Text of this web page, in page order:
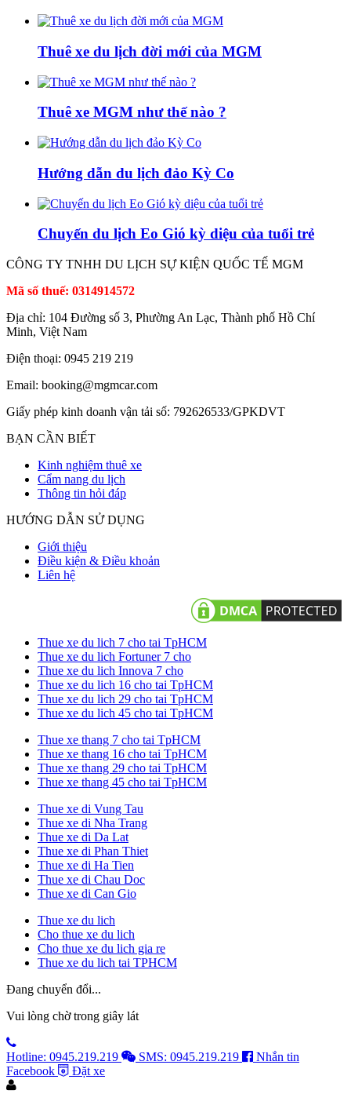
Thuê xe du lịch đời mới của MGM
Thuê xe MGM như thế nào ?
Hướng dẫn du lịch đảo Kỳ Co
Chuyến du lịch Eo Gió kỳ diệu của tuổi trẻ
CÔNG TY TNHH DU LỊCH SỰ KIỆN QUỐC TẾ MGM
Mã số thuế: 0314914572
Địa chỉ: 104 Đường số 3, Phường An Lạc, Thành phố Hồ Chí
Minh, Việt Nam
Điện thoại: 0945 219 219
Email: booking@mgmcar.com
Giấy phép kinh doanh vận tải số: 792626533/GPKDVT
BẠN CẦN BIẾT
Kinh nghiệm thuê xe
Cẩm nang du lịch
Thông tin hỏi đáp
HƯỚNG DẪN SỬ DỤNG
Giới thiệu
Điều kiện & Điều khoản
Liên hệ
Thue xe du lich 7 cho tai TpHCM
Thue xe du lich Fortuner 7 cho
Thue xe du lich Innova 7 cho
Thue xe du lich 16 cho tai TpHCM
Thue xe du lich 29 cho tai TpHCM
Thue xe du lich 45 cho tai TpHCM
Thue xe thang 7 cho tai TpHCM
Thue xe thang 16 cho tai TpHCM
Thue xe thang 29 cho tai TpHCM
Thue xe thang 45 cho tai TpHCM
Thue xe di Vung Tau
Thue xe di Nha Trang
Thue xe di Da Lat
Thue xe di Phan Thiet
Thue xe di Ha Tien
Thue xe di Chau Doc
Thue xe di Can Gio
Thue xe du lich
Cho thue xe du lich
Cho thue xe du lich gia re
Thue xe du lich tai TPHCM
Đang chuyển đổi...
Vui lòng chờ trong giây lát
Hotline: 0945.219.219 SMS: 0945.219.219
Nhắn tin
Facebook
Đặt xe